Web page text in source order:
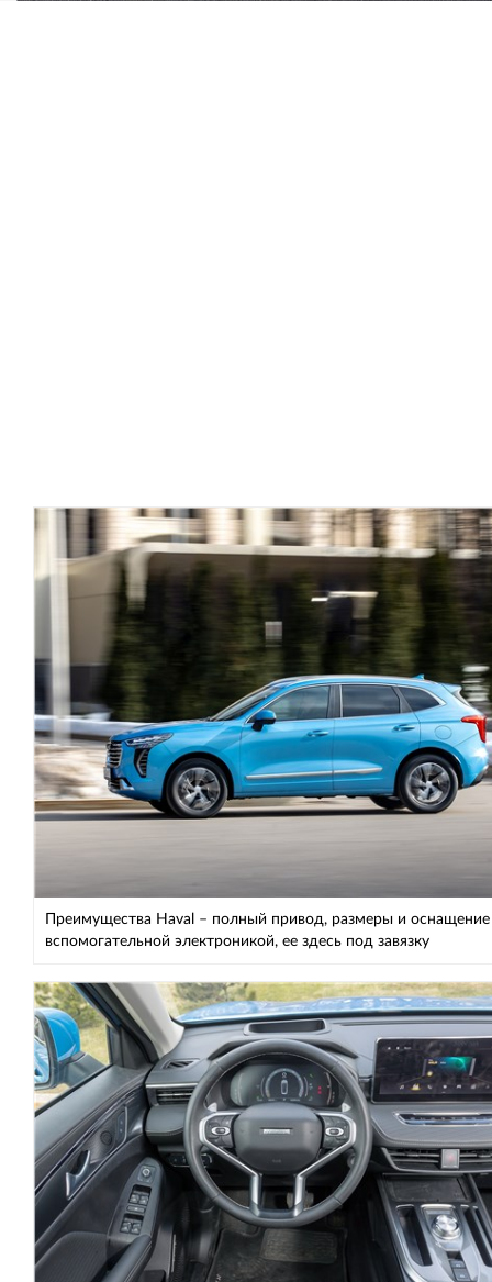
Преимущества Haval – полный привод, размеры и оснащение
вспомогательной электроникой, ее здесь под завязку